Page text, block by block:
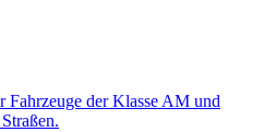
Fahrzeuge der Klasse AM und